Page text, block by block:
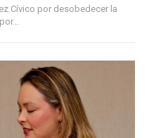
Cívico por desobedecer la